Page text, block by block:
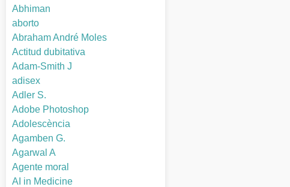
Abhiman
aborto
Abraham André Moles
Actitud dubitativa
Adam-Smith J
adisex
Adler S.
Adobe Photoshop
Adolescència
Agamben G.
Agarwal A
Agente moral
AI in Medicine